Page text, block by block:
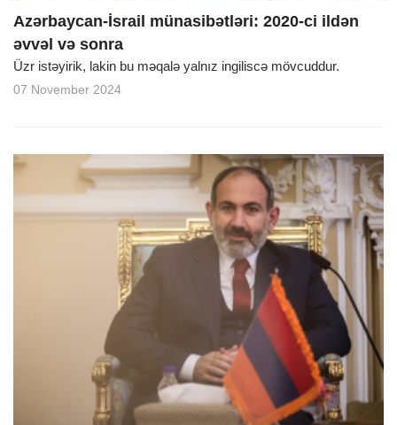
Azərbaycan-İsrail münasibətləri: 2020-ci ildən
əvvəl və sonra
Üzr istəyirik, lakin bu məqalə yalnız ingiliscə mövcuddur.
07 November 2024